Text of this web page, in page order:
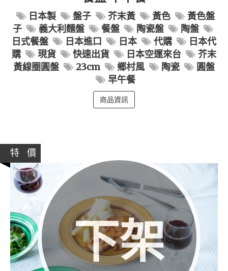
日本製 盤子 芥末黃 黃色
黃色盤
子
義大利麵盤 餐盤 陶瓷盤
陶盤
日式餐盤
日本進口 日本 代購
日本代
購
現貨 快速出貨 日本空運來台
芥末
黃線圈圓盤
23cm 鄉村風 陶瓷
圓盤
早午餐
商品資訊
下架
特 價